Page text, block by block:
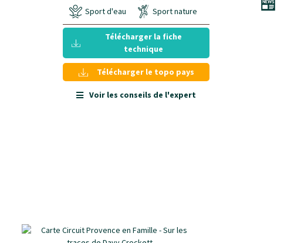
Sport d'eau
Sport nature
Télécharger la fiche
technique
Télécharger le topo pays
Voir les conseils de l'expert